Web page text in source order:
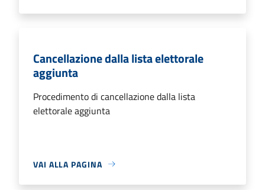
Cancellazione dalla lista elettorale
aggiunta
Procedimento di cancellazione dalla lista
elettorale aggiunta
VAI ALLA PAGINA